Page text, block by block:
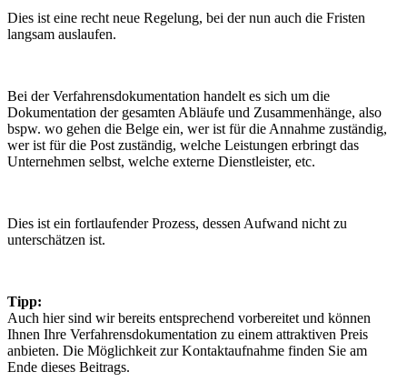
Dies ist eine recht neue Regelung, bei der nun auch die Fristen
langsam auslaufen.
Bei der Verfahrensdokumentation handelt es sich um die
Dokumentation der gesamten Abläufe und Zusammenhänge, also
bspw. wo gehen die Belge ein, wer ist für die Annahme zuständig,
wer ist für die Post zuständig, welche Leistungen erbringt das
Unternehmen selbst, welche externe Dienstleister, etc.
Dies ist ein fortlaufender Prozess, dessen Aufwand nicht zu
unterschätzen ist.
Tipp:
Auch hier sind wir bereits entsprechend vorbereitet und können
Ihnen Ihre Verfahrensdokumentation zu einem attraktiven Preis
anbieten. Die Möglichkeit zur Kontaktaufnahme finden Sie am
Ende dieses Beitrags.